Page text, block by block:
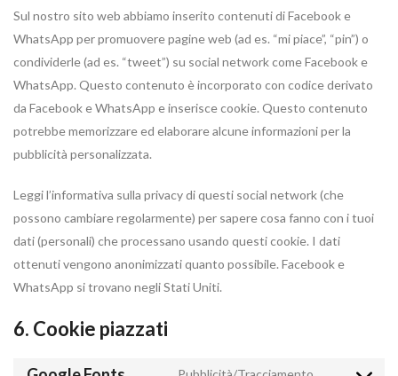
Sul nostro sito web abbiamo inserito contenuti di Facebook e
WhatsApp per promuovere pagine web (ad es. “mi piace”, “pin”) o
condividerle (ad es. “tweet”) su social network come Facebook e
WhatsApp. Questo contenuto è incorporato con codice derivato
da Facebook e WhatsApp e inserisce cookie. Questo contenuto
potrebbe memorizzare ed elaborare alcune informazioni per la
pubblicità personalizzata.
Leggi l’informativa sulla privacy di questi social network (che
possono cambiare regolarmente) per sapere cosa fanno con i tuoi
dati (personali) che processano usando questi cookie. I dati
ottenuti vengono anonimizzati quanto possibile. Facebook e
WhatsApp si trovano negli Stati Uniti.
6. Cookie piazzati